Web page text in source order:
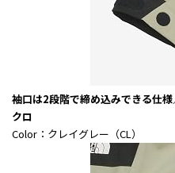
袖口は2段階で締め込みできる仕
クロ
Color：クレイグレー（CL）